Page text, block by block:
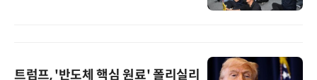
트럼프, '반도체 핵심 원료' 폴리실리